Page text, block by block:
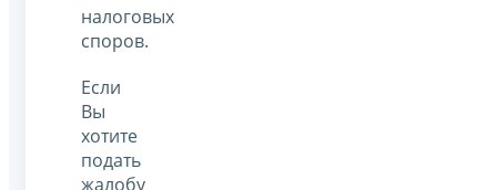
налоговых
споров.
Если
Вы
хотите
подать
жалобу